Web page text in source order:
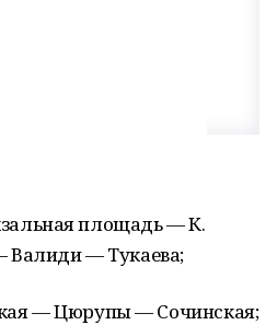
площадь — К.
— Тукаева;
— Цюрупы — Сочинская;